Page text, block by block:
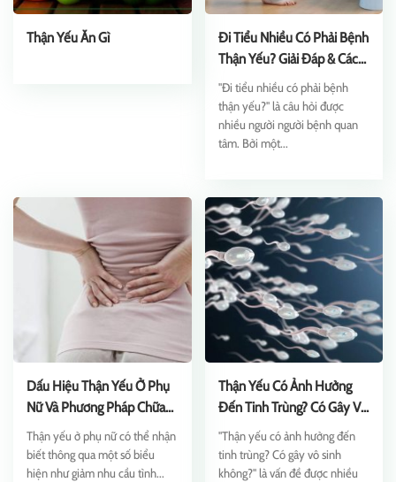
Thận Yếu Ăn Gì
Đi Tiểu Nhiều Có Phải Bệnh
Thận Yếu? Giải Đáp & Cách
Chữa
"Đi tiểu nhiều có phải bệnh
thận yếu?" là câu hỏi được
nhiều người người bệnh quan
tâm. Bởi một...
Dấu Hiệu Thận Yếu Ở Phụ
Nữ Và Phương Pháp Chữa
Trị Tốt Nhất
Thận yếu ở phụ nữ có thể nhận
biết thông qua một số biểu
hiện như giảm nhu cầu tình...
Thận Yếu Có Ảnh Hưởng
Đến Tinh Trùng? Có Gây Vô
Sinh Không?
"Thận yếu có ảnh hưởng đến
tinh trùng? Có gây vô sinh
không?" là vấn đề được nhiều